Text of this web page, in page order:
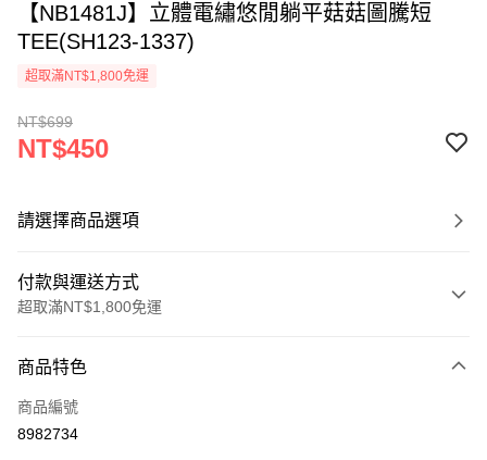
【NB1481J】立體電繡悠閒躺平菇菇圖騰短
TEE(SH123-1337)
超取滿NT$1,800免運
NT$699
NT$450
請選擇商品選項
付款與運送方式
超取滿NT$1,800免運
信用卡一次付款
超商取貨付款
商品特色
商品編號
8982734